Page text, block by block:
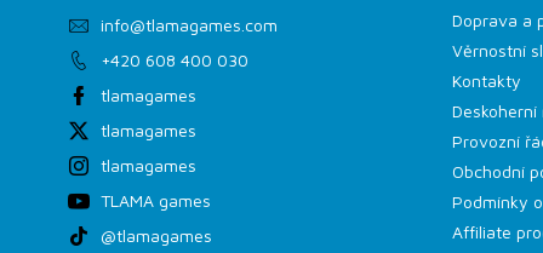
info@tlamagames.com
+420 608 400 030
tlamagames
tlamagames
tlamagames
TLAMA games
@tlamagames
Doprava a
Věrnostní
Kontakty
Provozní
Obchodní
Podmínky
Affiliate